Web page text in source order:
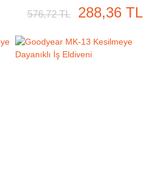
576,72 TL 288,36 TL